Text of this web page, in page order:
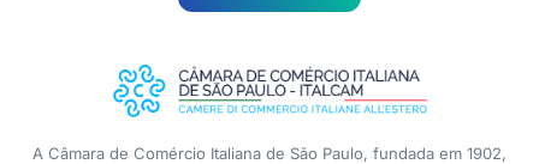
A Câmara de Comércio Italiana de São Paulo, fundada em 1902,